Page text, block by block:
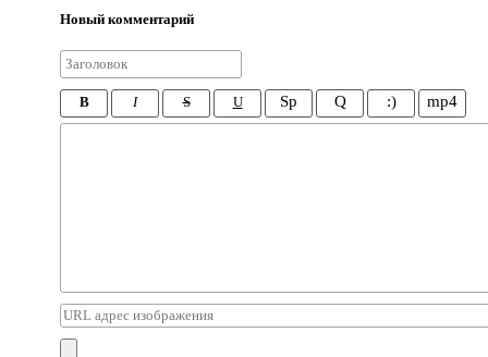
Новый комментарий
B I S U Sp Q :) mp4